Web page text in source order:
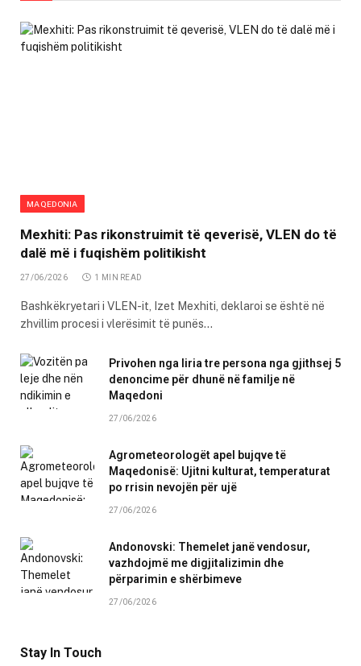
MAQEDONIA
Mexhiti: Pas rikonstruimit të qeverisë, VLEN do të
dalë më i fuqishëm politikisht
27/06/2026 1 MIN READ
Bashkëkryetari i VLEN-it, Izet Mexhiti, deklaroi se është në
zhvillim procesi i vlerësimit të punës…
Privohen nga liria tre persona nga gjithsej 5
denoncime për dhunë në familje në
Maqedoni
27/06/2026
Agrometeorologët apel bujqve të
Maqedonisë: Ujitni kulturat, temperaturat
po rrisin nevojën për ujë
27/06/2026
Andonovski: Themelet janë vendosur,
vazhdojmë me digjitalizimin dhe
përparimin e shërbimeve
27/06/2026
Stay In Touch